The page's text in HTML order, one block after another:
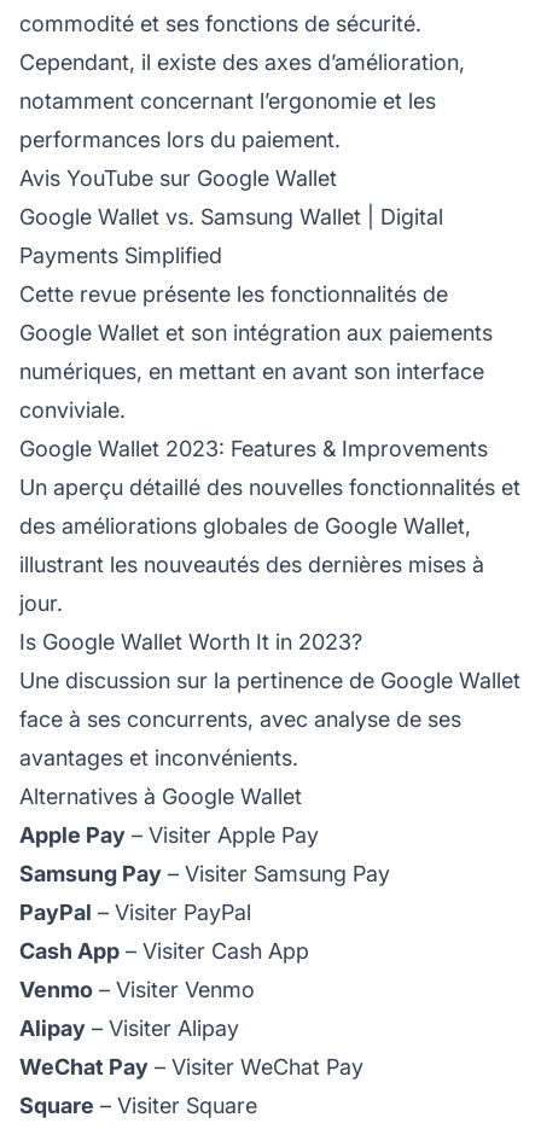
commodité et ses fonctions de sécurité.
Cependant, il existe des axes d’amélioration,
notamment concernant l’ergonomie et les
performances lors du paiement.
Avis YouTube sur Google Wallet
Google Wallet vs. Samsung Wallet | Digital
Payments Simplified
Cette revue présente les fonctionnalités de
Google Wallet et son intégration aux paiements
numériques, en mettant en avant son interface
conviviale.
Google Wallet 2023: Features & Improvements
Un aperçu détaillé des nouvelles fonctionnalités et
des améliorations globales de Google Wallet,
illustrant les nouveautés des dernières mises à
jour.
Is Google Wallet Worth It in 2023?
Une discussion sur la pertinence de Google Wallet
face à ses concurrents, avec analyse de ses
avantages et inconvénients.
Alternatives à Google Wallet
Apple Pay – Visiter Apple Pay
Samsung Pay – Visiter Samsung Pay
PayPal – Visiter PayPal
Cash App – Visiter Cash App
Venmo – Visiter Venmo
Alipay – Visiter Alipay
WeChat Pay – Visiter WeChat Pay
Square – Visiter Square